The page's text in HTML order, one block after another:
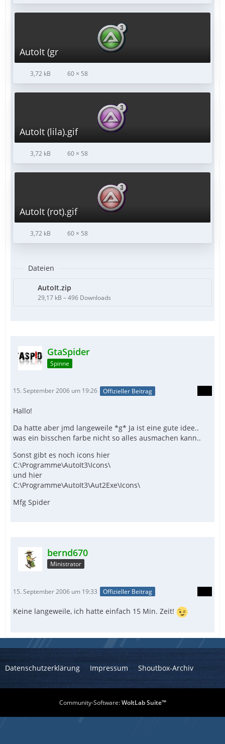
AutoIt (gr
3,72 kB 60 × 58
AutoIt (lila).gif
3,72 kB 60 × 58
AutoIt (rot).gif
3,72 kB 60 × 58
Dateien
AutoIt.zip
29,17 kB – 496 Downloads
GtaSpider
Spinne
15. September 2006 um 19:26 Offizieller Beitrag
Hallo!
Da hatte aber jmd langeweile *g* Ja ist eine gute idee..
was ein bisschen farbe nicht so alles ausmachen kann..
Sonst gibt es noch icons hier
C:\Programme\AutoIt3\Icons\
und hier
C:\Programme\AutoIt3\Aut2Exe\Icons\
Mfg Spider
bernd670
Ministrator
15. September 2006 um 19:33 Offizieller Beitrag
Keine langeweile, ich hatte einfach 15 Min. Zeit!
Datenschutzerklärung Impressum Shoutbox-Archiv
Community-Software:WoltLab Suite™